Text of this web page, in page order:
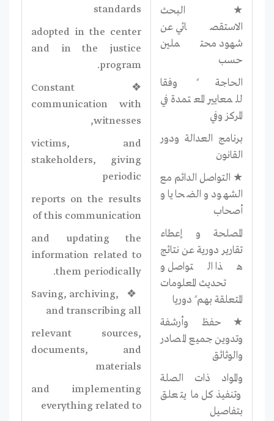
★ البحث
الاستقصائي عن
شهود محتملين
حسب
الحاجة ً وفقا
للمعايير المعتمدة في
المركز وفي
برنامج العدالة ودور
القانون
★ التواصل الدائم مع
الشهود و الضحايا و
أصحاب
المصلحة و إعطاء
تقارير دورية عن نتائج
هذا التواصل و
تحديث المعلومات
المتعلقة بهم ً دوريا
★ حفظ وأرشفة
وتدوين جميع المصادر
والوثائق
والمواد ذات الصلة
وتنفيذ كل ما يتعلق
بتفاصيل
standards
adopted in the center
and in the justice
program.
❖ Constant
communication with
witnesses,
victims, and
stakeholders, giving
periodic
reports on the results
of this communication
and updating the
information related to
them periodically.
❖ Saving, archiving,
and transcribing all
relevant sources,
documents, and
materials
and implementing
everything related to